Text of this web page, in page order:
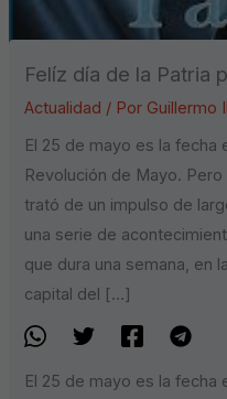
Felíz día de la Patria
Actualidad / Por Guillermo
El 25 de mayo es la fecha
Revolución de Mayo.
trató de un impulso de
una serie de
que dura una semana, en
capital del […]
El 25 de mayo es la fecha